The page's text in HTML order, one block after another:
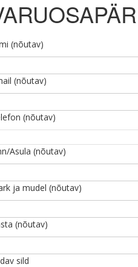
(nõutav)
(nõutav)
(nõutav)
Asula (nõutav)
ja mudel (nõutav)
(nõutav)
sild